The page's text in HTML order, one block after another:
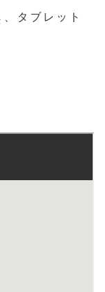
タブレット